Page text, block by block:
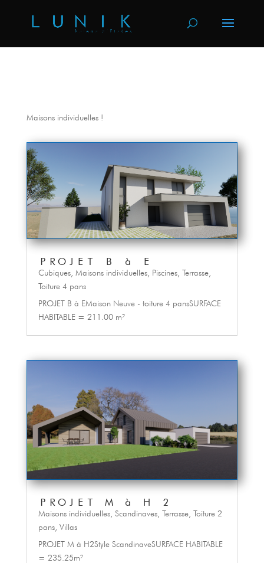
Maisons individuelles !
PROJET B à E
Cubiques, Maisons individuelles, Piscines, Terrasse,
Toiture 4 pans
PROJET B à EMaison Neuve - toiture 4 pansSURFACE
HABITABLE = 211.00 m²
PROJET M à H 2
Maisons individuelles, Scandinaves, Terrasse, Toiture 2
pans, Villas
PROJET M à H2Style ScandinaveSURFACE HABITABLE
= 235.25m²